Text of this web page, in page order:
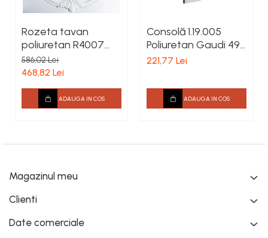
Rozeta tavan
poliuretan R4007
diametru 1010 mm
586,02 Lei
468,82 Lei
ADAUGA IN COS
Consolă 1.19.005
Poliuretan Gaudi 496
x 188 x 163 mm
221,77 Lei
ADAUGA IN COS
Magazinul meu
Clienti
Date comerciale